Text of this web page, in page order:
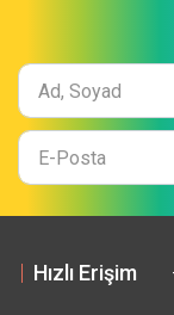
Ad
Soyad
E-
Mail
Hızlı Erişim